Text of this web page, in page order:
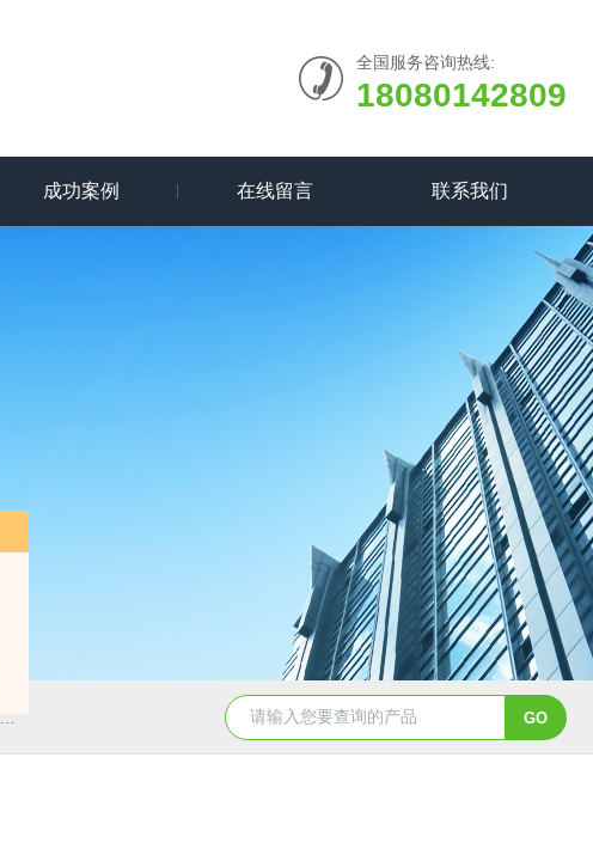
全国服务咨询热线:
18080142809
成功案例 在线留言 联系我们
CL650余氯测定仪 DHX-A便